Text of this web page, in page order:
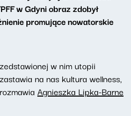
w Gdyni obraz zdobył
promujące nowatorskie
w nim utopii
na nas kultura wellness,
Agnieszka Lipka-Barne